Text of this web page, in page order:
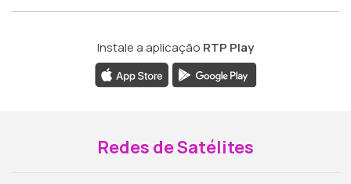
Instale a aplicação RTP Play
Redes de Satélites